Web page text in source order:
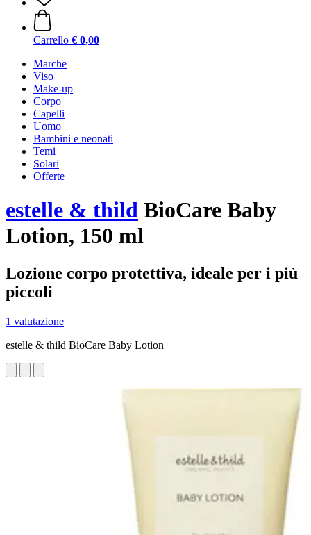
Carrello € 0,00
Marche
Viso
Make-up
Corpo
Capelli
Uomo
Bambini e neonati
Temi
Solari
Offerte
estelle & thild BioCare Baby
Lotion, 150 ml
Lozione corpo protettiva, ideale per i più
piccoli
1 valutazione
estelle & thild BioCare Baby Lotion